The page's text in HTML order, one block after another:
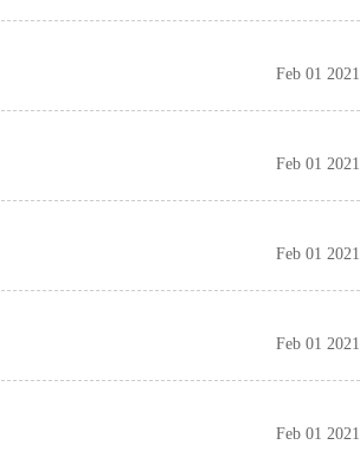
Feb 01 2021
Feb 01 2021
Feb 01 2021
Feb 01 2021
Feb 01 2021